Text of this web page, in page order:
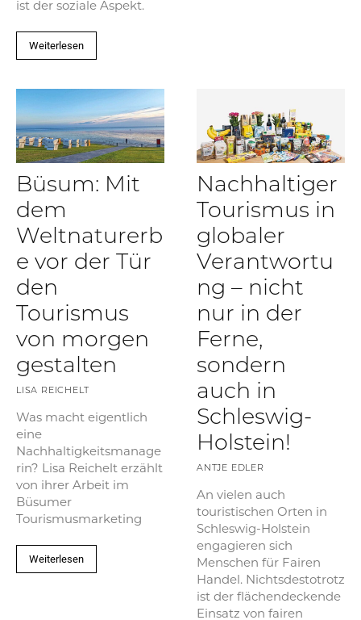
ist der soziale Aspekt.
Weiterlesen
Büsum: Mit
dem
Weltnaturerb
e vor der Tür
den
Tourismus
von morgen
gestalten
LISA REICHELT
Was macht eigentlich
eine
Nachhaltigkeitsmanage
rin? Lisa Reichelt erzählt
von ihrer Arbeit im
Büsumer
Tourismusmarketing
Weiterlesen
Nachhaltiger
Tourismus in
globaler
Verantwortu
ng – nicht
nur in der
Ferne,
sondern
auch in
Schleswig-
Holstein!
ANTJE EDLER
An vielen auch
touristischen Orten in
Schleswig-Holstein
engagieren sich
Menschen für Fairen
Handel. Nichtsdestotrotz
ist der flächendeckende
Einsatz von fairen